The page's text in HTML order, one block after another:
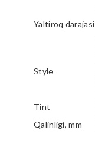
Yaltiroq darajasi
Style
Tint
Qalinligi, mm